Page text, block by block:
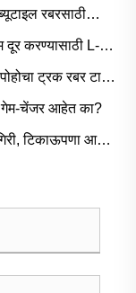
रबरसाठी
करण्यासाठी L-5S
ट्रक रबर टायर
गेम-चेंजर आहेत का?
टिकाऊपणा आणि